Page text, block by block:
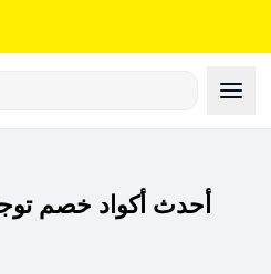
أحدث أكواد خصم